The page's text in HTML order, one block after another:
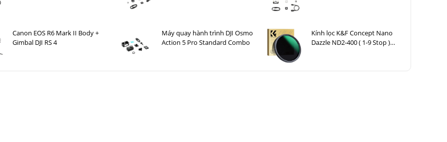
sáng và xóa phông
rộng hơn
động không ổn định trong điều kiện ánh sáng yếu
S 18-45mm F4.5-6.3 IS STM
đình thân mật. Dù bạn đang khám phá những điểm đến mới hay ghi lại cuộc sống
Canon EOS R6 Mark II Body +
Gimbal DJI RS 4
Máy quay hành trình DJI Osmo
Action 5 Pro Standard Combo
Kính lọc K&F Concept Nano
Dazzle ND2-400 ( 1-9 Stop )